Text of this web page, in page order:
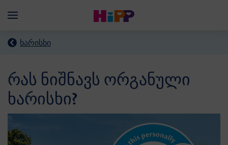
Menü
ხარისხი
რას ნიშნავს ორგანული
ხარისხი?